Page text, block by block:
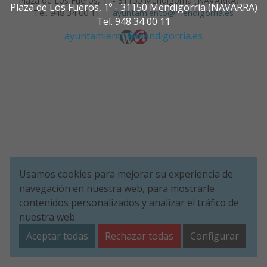
Plaza de Los Fueros, 1º - 31150 Mendigorria (NAVARRA)
Tel. 948 34 00 11
ayuntamiento@mendigorria.es
Tel. 948 34 00 11
ayuntamiento@mendigorria.es
Usamos cookies para mejorar su experiencia de
navegación en nuestra web, para mostrarle
contenidos personalizados y analizar el tráfico de
nuestra web.
Aceptar todas
Rechazar todas Configurar